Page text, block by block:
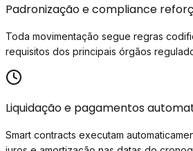
Padronização e compliance
Toda movimentação segue regras
requisitos dos principais órgãos
Liquidação e pagamentos
Smart contracts executam